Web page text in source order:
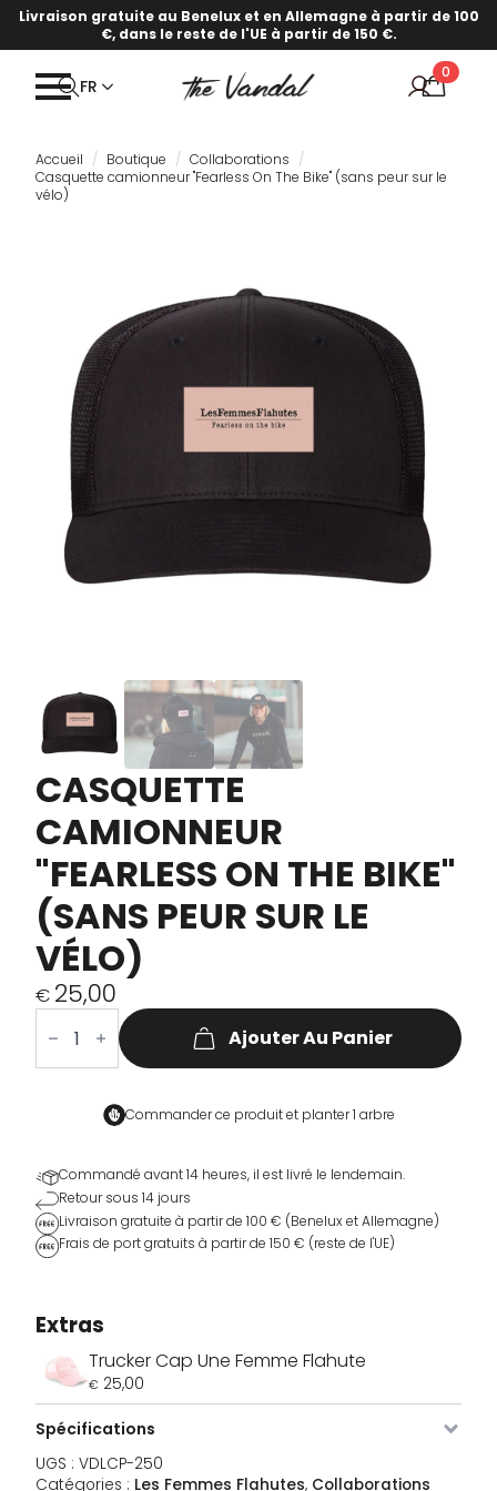
Livraison gratuite au Benelux et en Allemagne à partir de 100
€, dans le reste de l'UE à partir de 150 €.
FR
0
Accueil Boutique
Collaborations
Casquette camionneur "Fearless On The Bike" (sans peur sur le
vélo)
CASQUETTE
CAMIONNEUR
"FEARLESS ON THE BIKE"
(SANS PEUR SUR LE
VÉLO)
€ 25,00
quantité
Fearless
On
Ajouter Au Panier
Commander ce produit et planter 1 arbre
Commandé avant 14 heures, il est livré le lendemain.
Retour sous 14 jours
Livraison gratuite à partir de 100 € (Benelux et Allemagne)
Frais de port gratuits à partir de 150 € (reste de l'UE)
Extras
Trucker Cap Une Femme Flahute
€ 25,00
Spécifications
UGS : VDLCP-250
Catégories : Les Femmes Flahutes, Collaborations
Image SKU Couleur Taille Stock